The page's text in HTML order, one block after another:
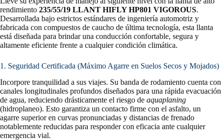
rendimiento 235/55/19 LLANT HIFLY HP801 VIGOROUS.
Desarrollada bajo estrictos estándares de ingeniería automotriz y
fabricada con compuestos de caucho de última tecnología, esta llanta
está diseñada para brindar una conducción confortable, segura y
altamente eficiente frente a cualquier condición climática.
1. Seguridad Certificada (Máximo Agarre en Suelos Secos y Mojados)
Incorpore tranquilidad a sus viajes. Su banda de rodamiento cuenta con
canales longitudinales profundos diseñados para una rápida evacuación
de agua, reduciendo drásticamente el riesgo de aquaplaning
(hidroplaneo). Esto garantiza un contacto firme con el asfalto, un
agarre superior en curvas pronunciadas y distancias de frenado
notablemente reducidas para responder con eficacia ante cualquier
emergencia vial.